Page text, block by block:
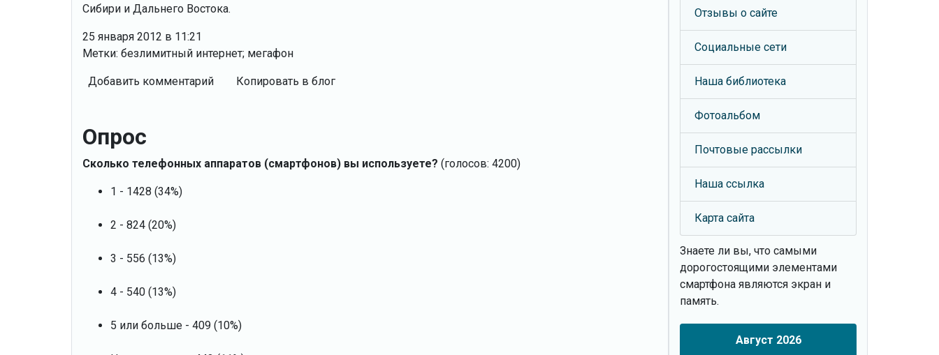
Сибири и Дальнего Востока.
25 января 2012 в 11:21
Метки: безлимитный интернет; мегафон
Добавить комментарий Копировать в блог
Опрос
Сколько телефонных аппаратов (смартфонов) вы используете? (голосов: 4200)
1 - 1428 (34%)
2 - 824 (20%)
3 - 556 (13%)
4 - 540 (13%)
5 или больше - 409 (10%)
Отзывы о сайте
Социальные сети
Наша библиотека
Фотоальбом
Почтовые рассылки
Наша ссылка
Карта сайта
Знаете ли вы, что самыми
дорогостоящими элементами
смартфона являются экран и
память.
Август 2026